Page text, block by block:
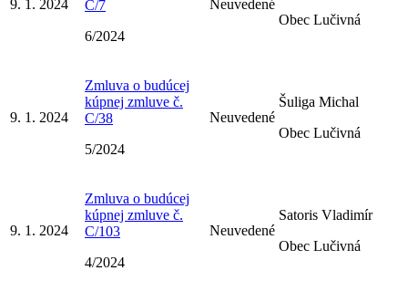
9. 1. 2024
C/7
6/2024
Neuvedené
Obec Lučivná
9. 1. 2024
Zmluva o budúcej
kúpnej zmluve č.
C/38
5/2024
Neuvedené
Šuliga Michal
Obec Lučivná
9. 1. 2024
Zmluva o budúcej
kúpnej zmluve č.
C/103
4/2024
Neuvedené
Satoris Vladimír
Obec Lučivná